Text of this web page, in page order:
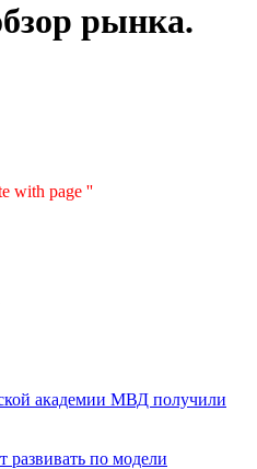
рынка.
with page ''
академии МВД получили
развивать по модели